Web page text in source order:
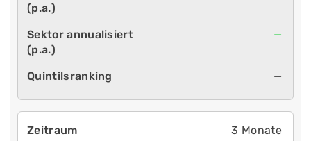
—
—
3 Monate